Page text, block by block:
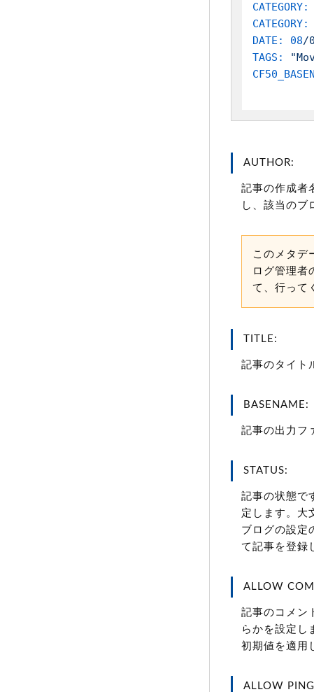
CATEGORY:
CATEGORY:
DATE:
08/
TAGS:
AUTHOR:
記事の作成者
し、該当のブ
このメタデ
ログ管理者
て、行って
TITLE:
記事のタイト
BASENAME:
記事の出力フ
STATUS:
記事の状態で
定します。大
ブログの設定
て記事を登録
ALLOW
記事のコメン
らかを設定し
初期値を適用
ALLOW